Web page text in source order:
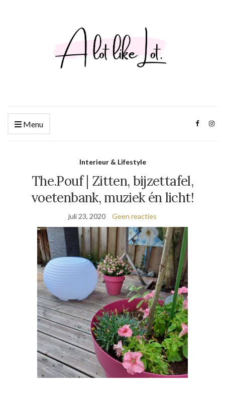
Menu
Interieur & Lifestyle
The.Pouf | Zitten, bijzettafel,
voetenbank, muziek én licht!
juli 23, 2020 Geen reacties